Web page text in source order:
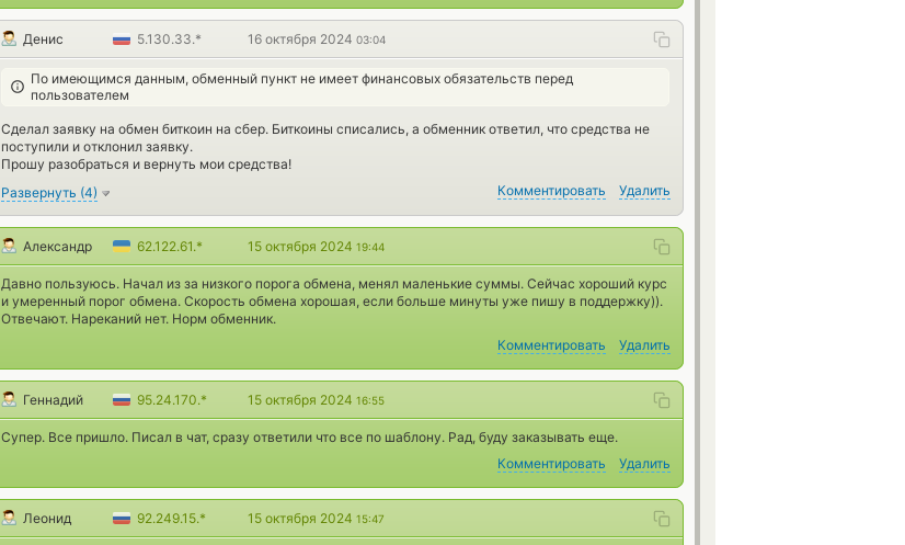
Денис 5.130.33.* 16 октября 2024 03:04
По имеющимся данным, обменный пункт не имеет финансовых обязательств перед
пользователем
Сделал заявку на обмен биткоин на сбер. Биткоины списались, а обменник ответил, что средства не
поступили и отклонил заявку.
Прошу разобраться и вернуть мои средства!
Развернуть (4) Комментировать Удалить
Александр 62.122.61.* 15 октября 2024 19:44
Давно пользуюсь. Начал из за низкого порога обмена, менял маленькие суммы. Сейчас хороший курс
и умеренный порог обмена. Скорость обмена хорошая, если больше минуты уже пишу в поддержку)).
Отвечают. Нареканий нет. Норм обменник.
Комментировать
Удалить
Геннадий 95.24.170.* 15 октября 2024 16:55
Супер. Все пришло. Писал в чат, сразу ответили что все по шаблону. Рад, буду заказывать еще.
Комментировать
Удалить
Леонид 92.249.15.* 15 октября 2024 15:47